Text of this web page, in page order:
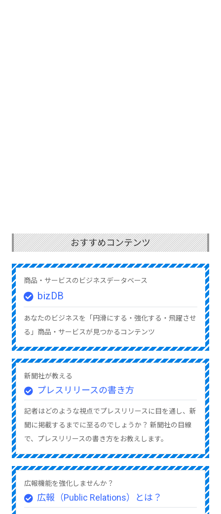
おすすめコンテンツ
商品・サービスのビジネスデータベース
bizDB
あなたのビジネスを「円滑にする・強化する・飛躍させ
る」商品・サービスが見つかるコンテンツ
新聞社が教える
プレスリリースの書き方
記者はどのような視点でプレスリリースに目を通し、新
聞に掲載するまでに至るのでしょうか？ 新聞社の目線
で、プレスリリースの書き方をお教えします。
広報機能を強化しませんか？
広報（Public Relations）とは？